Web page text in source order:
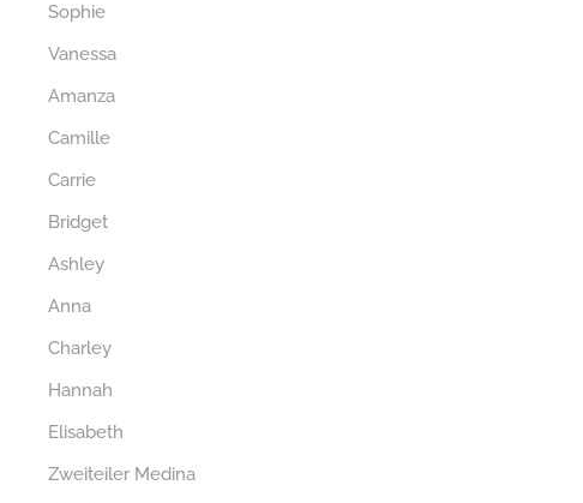
Sophie
Vanessa
Amanza
Camille
Carrie
Bridget
Ashley
Anna
Charley
Hannah
Elisabeth
Zweiteiler Medina